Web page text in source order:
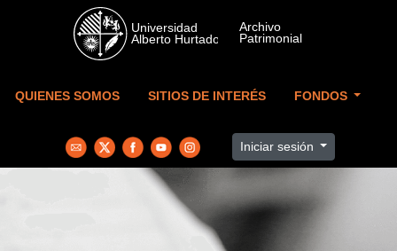
Skip to main content
QUIENES SOMOS SITIOS DE INTERÉS FONDOS
Iniciar sesión